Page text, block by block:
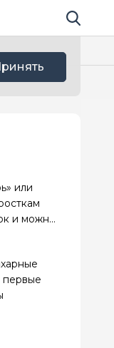
Поиск по
или
и можно
первые